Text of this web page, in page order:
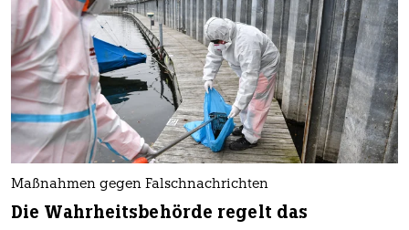
Maßnahmen gegen Falschnachrichten
Die Wahrheitsbehörde regelt das